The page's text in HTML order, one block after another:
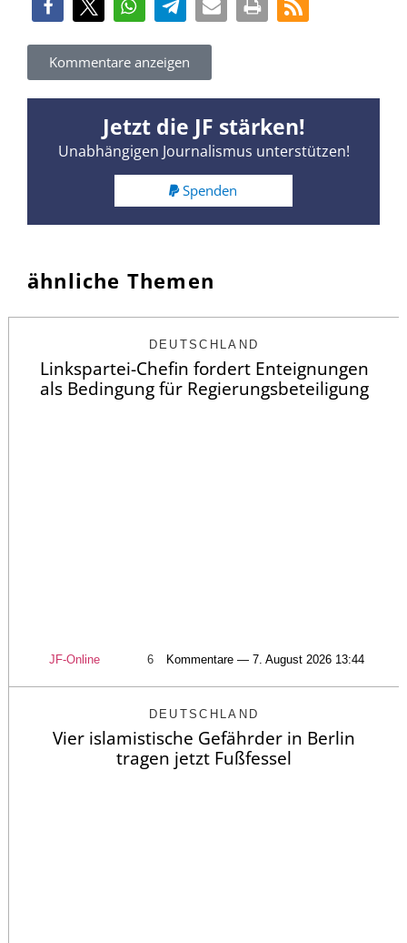
Kommentare anzeigen
Jetzt die JF stärken!
Unabhängigen Journalismus unterstützen!
Spenden
ähnliche Themen
DEUTSCHLAND
Linkspartei-Chefin fordert Enteignungen
als Bedingung für Regierungsbeteiligung
JF-Online 6 Kommentare — 7. August 2026 13:44
DEUTSCHLAND
Vier islamistische Gefährder in Berlin
tragen jetzt Fußfessel